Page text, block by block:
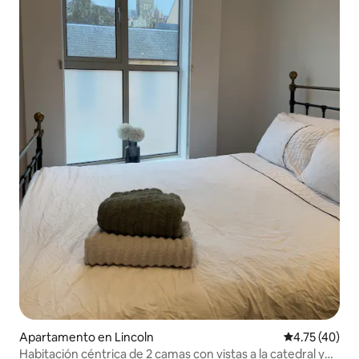
Apartamento en Lincoln Calificación
4.75 (40)
Habitación céntrica de 2 camas con vistas a la catedral y